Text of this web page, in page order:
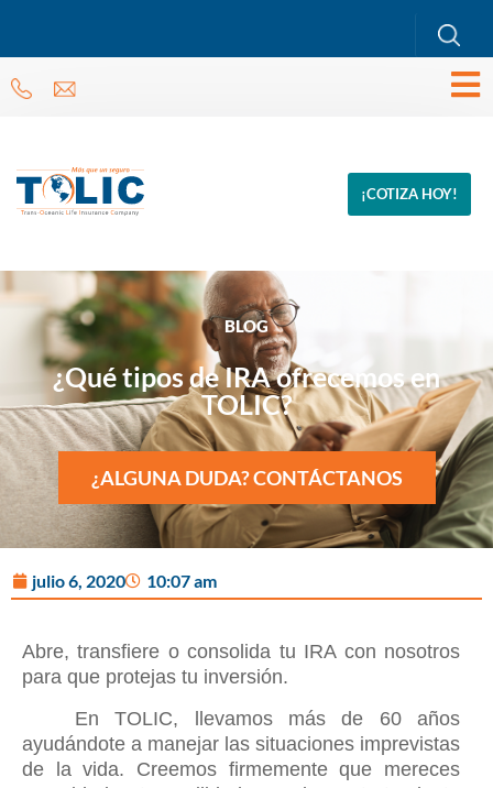
¡COTIZA HOY!
BLOG
¿Qué tipos de IRA ofrecemos en
TOLIC?
¿ALGUNA DUDA? CONTÁCTANOS
julio 6, 2020 10:07 am
Abre, transfiere o consolida tu IRA con nosotros
para que protejas tu inversión.
En TOLIC, llevamos más de 60 años
ayudándote a manejar las situaciones imprevistas
de la vida. Creemos firmemente que mereces